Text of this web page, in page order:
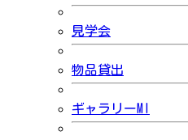
見学会
物品貸出
ギャラリーMI